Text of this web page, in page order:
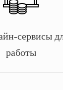
сервисы
работы